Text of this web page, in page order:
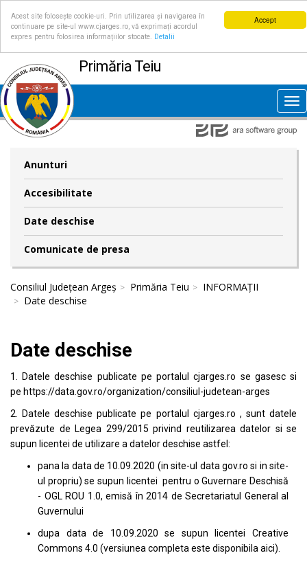
Accept
Acest site folosește cookie-uri. Prin utilizarea și navigarea în
continuare pe site-ul www.cjarges.ro, vă exprimați acordul
expres pentru folosirea informațiilor stocate.
Detalii
Primăria Teiu
Anunturi
Accesibilitate
Date deschise
Comunicate de presa
Consiliul Județean Argeș Primăria Teiu
INFORMAȚII
Date deschise
Date deschise
1. Datele deschise publicate pe portalulcjarges.ro se gasesc si
pe https://data.gov.ro/organization/consiliul-judetean-arges
2. Datele deschise publicate pe portalul cjarges.ro , sunt datele
prevăzute de Legea 299/2015 privind reutilizarea datelor si se
supun licentei de utilizare a datelor deschise astfel:
pana la data de 10.09.2020 (in site-ul data gov.ro si in site-
ul propriu) se supun licentei pentru o Guvernare Deschisă
- OGL ROU 1.0, emisă în 2014 de Secretariatul General al
Guvernului
dupa data de 10.09.2020 se supun licentei Creative
Commons 4.0 (versiunea completa este disponibila aici).